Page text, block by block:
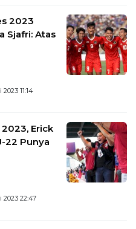
2023
Sjafri: Atas
2023 11:14
2023, Erick
22 Punya
2023 22:47